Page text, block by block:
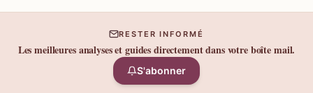
RESTER INFORMÉ
Les meilleures analyses et guides directement dans votre boîte mail.
S'abonner